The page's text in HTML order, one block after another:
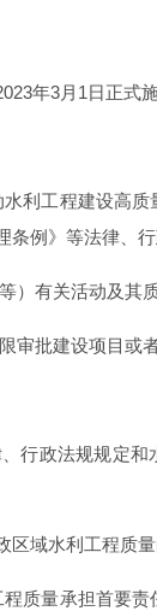
年3月1日正式施
利工程建设高
例》等法律、
）有关活动及其
审批建设项目或
行政法规规定
域水利工程质量
质量承担首要